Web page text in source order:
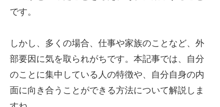
です。
しかし、多くの場合、仕事や家族のことなど、外
部要因に気を取られがちです。本記事では、自分
のことに集中している人の特徴や、自分自身の内
面に向き合うことができる方法について解説しま